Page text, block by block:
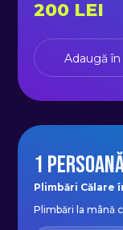
200 LEI
Adaugă în
1
Plimbări Călare
Plimbări la mână